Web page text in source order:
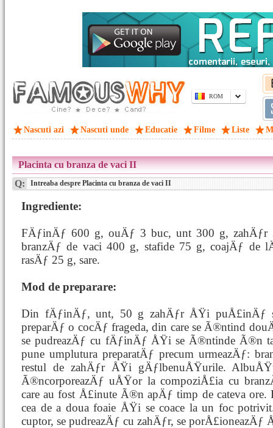
ROM
Nascuti azi Nascuti unde Educatie Filme Liste
Placinta cu branza de vaci II
Q: Intreaba despre Placinta cu branza de vaci II
Ingrediente:
FÄƒinÄƒ 600 g, ouÄƒ 3 buc, unt 300 g, zahÄƒr
branzÄƒ de vaci 400 g, stafide 75 g, coajÄƒ de
rasÄƒ 25 g, sare.
Mod de preparare:
Din fÄƒinÄƒ, unt, 50 g zahÄƒr ÅŸi puÅ£inÄƒ
preparÄƒ o cocÄƒ frageda, din care se Ã®ntind
se pudreazÄƒ cu fÄƒinÄƒ ÅŸi se Ã®ntinde Ã®n
pune umplutura preparatÄƒ precum urmeazÄƒ:
restul de zahÄƒr ÅŸi gÄƒlbenuÅŸurile.
Ã®ncorporeazÄƒ uÅŸor la compoziÅ£ia cu
care au fost Å£inute Ã®n apÄƒ timp de cateva
cea de a doua foaie ÅŸi se coace la un foc
cuptor, se pudreazÄƒ cu zahÄƒr, se porÅ£ioneazÄƒ